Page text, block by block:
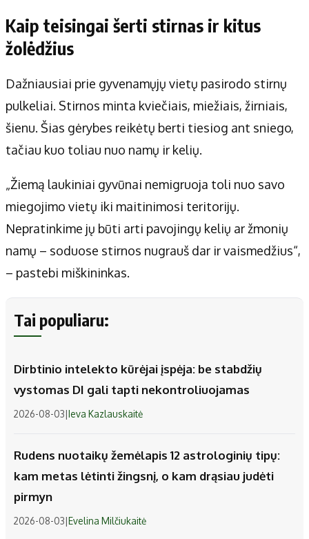
Kaip teisingai šerti stirnas ir kitus
žolėdžius
Dažniausiai prie gyvenamųjų vietų pasirodo stirnų
pulkeliai. Stirnos minta kviečiais, miežiais, žirniais,
šienu. Šias gėrybes reikėtų berti tiesiog ant sniego,
tačiau kuo toliau nuo namų ir kelių.
„Žiemą laukiniai gyvūnai nemigruoja toli nuo savo
miegojimo vietų iki maitinimosi teritorijų.
Nepratinkime jų būti arti pavojingų kelių ar žmonių
namų – soduose stirnos nugrauš dar ir vaismedžius“,
– pastebi miškininkas.
Tai populiaru:
Dirbtinio intelekto kūrėjai įspėja: be stabdžių
vystomas DI gali tapti nekontroliuojamas
2026-08-03|Ieva Kazlauskaitė
Rudens nuotaikų žemėlapis 12 astrologinių tipų:
kam metas lėtinti žingsnį, o kam drąsiau judėti
pirmyn
2026-08-03|Evelina Milčiukaitė